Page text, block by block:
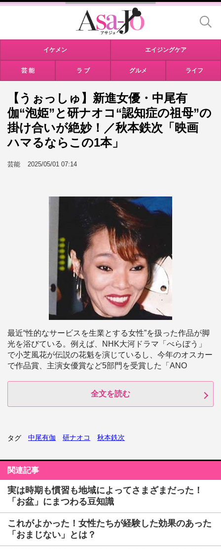
イケメン エイジングケア
芸 能 ラ ブ グルメ ライフ
【うぉっしゅ】新進女優・中尾有
伽“泡姫”と研ナオコ“認知症の祖母”の
掛け合いが絶妙！／秋本鉄次「映画
ハマるならこの1本」
芸能 2025/05/01 07:14
最近“性的なサービスを生業とする女性”を扱った作品が脚
光を浴びている。例えば、NHK大河ドラマ「べらぼう」
で小芝風花が伝説の花魁を演じているし、今年のオスカー
で作品賞、主演女優賞など5部門を受賞した「ANO
全文を読む
タグ 中尾有伽 研ナオコ 秋本鉄次
関連記事
実は時期も慣習も地域によってさまざまだった！
「お盆」にまつわる豆知識
これがよかった！女性たちが経験した効果のあった
「おまじない」とは？